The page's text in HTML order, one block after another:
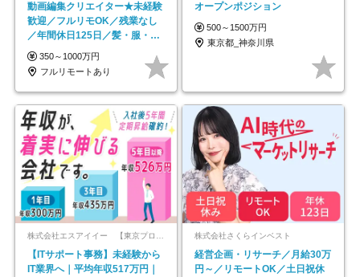
動画編集クリエイター★未経験
歓迎／フルリモOK／残業なし
／年間休日125日／髪・服・ネ
イル自由／研修充実で安心
350～1000万円
フルリモートあり
オープンポジション
500～1500万円
東京都_神奈川県
【ITサポート事務】未経験から
IT業界へ｜平均年収517万円｜
株式会社さくらインベスト
経営企画・リサーチ／月給30万
円～／リモートOK／土日祝休